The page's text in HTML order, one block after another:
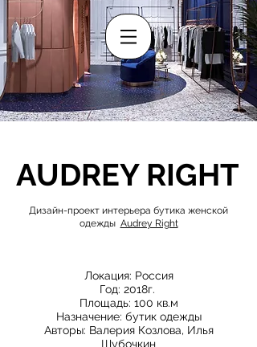
AUDREY RIGHT
Дизайн-проект интерьера бутика женской
одежды Audrey Right
Локация: Россия
Год: 2018г.
Площадь: 100 кв.м
Назначение: бутик одежды
Авторы: Валерия Козлова, Илья
Шубочкин